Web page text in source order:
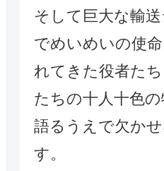
そして巨大な輸
でめいめいの使
れてきた役者た
たちの十人十色
語るうえで欠か
す。